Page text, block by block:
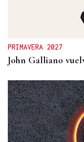
PRIMAVERA 2027
John Galliano